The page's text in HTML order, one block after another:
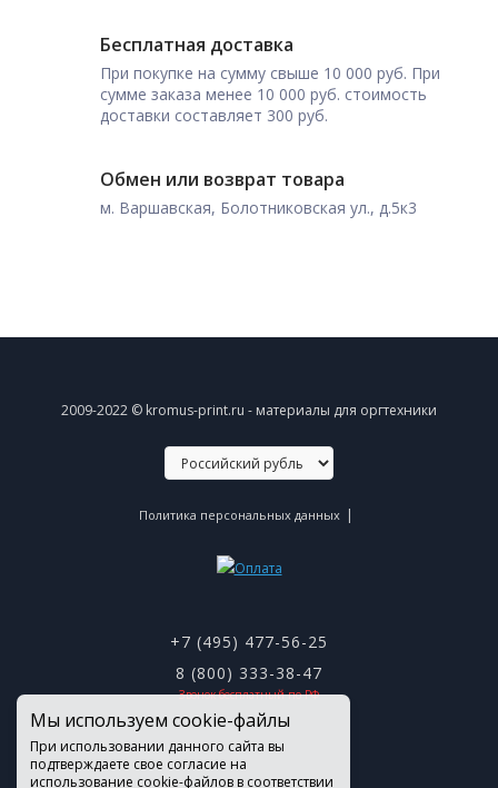
Бесплатная доставка
При покупке на сумму свыше 10 000 руб. При
сумме заказа менее 10 000 руб. стоимость
доставки составляет 300 руб.
Обмен или возврат товара
м. Варшавская, Болотниковская ул., д.5к3
2009-2022 © kromus-print.ru - материалы для оргтехники
Политика персональных данных |
+7 (495) 477-56-25
8 (800) 333-38-47
Звонок бесплатный по РФ
Мы используем cookie-файлы
При использовании данного сайта вы
подтверждаете свое согласие на
использование cookie-файлов в соответствии